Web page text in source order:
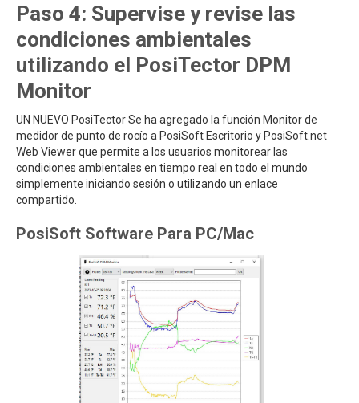
Paso 4: Supervise y revise las
condiciones ambientales
utilizando el PosiTector DPM
Monitor
UN NUEVO PosiTector Se ha agregado la función Monitor de
medidor de punto de rocío a PosiSoft Escritorio y PosiSoft.net
Web Viewer que permite a los usuarios monitorear las
condiciones ambientales en tiempo real en todo el mundo
simplemente iniciando sesión o utilizando un enlace
compartido.
PosiSoft Software Para PC/Mac